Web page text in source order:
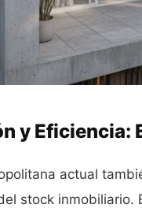
y Eficiencia:
actual
stock inmobiliario.